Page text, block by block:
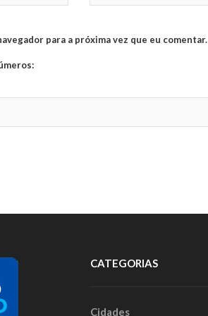
para a próxima vez que eu comentar.
CATEGORIAS
Cidades